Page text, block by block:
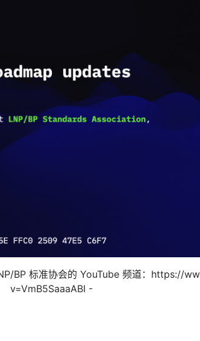
BP 标准协会的 YouTube 频道：https://
v=VmB5SaaaABI -